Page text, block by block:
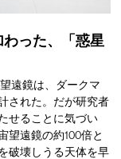
った、「惑星
遠鏡は、ダークマ
された。だが研究者
せることに気づい
望遠鏡の約100倍と
破壊しうる天体を早